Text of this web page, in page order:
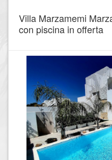
Villa Marzamemi
con piscina in offerta